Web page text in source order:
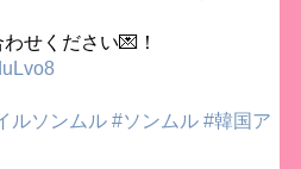
せください💌！
ルソンムル #ソンムル #韓国ア